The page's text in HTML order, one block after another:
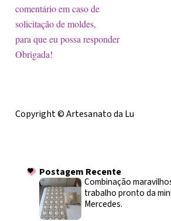
comentário em caso de
solicitação de moldes,
para que eu possa responder
Obrigada!
Copyright © Artesanato da Lu
Postagem Recente
Combinação
trabalho pronto da
Mercedes.